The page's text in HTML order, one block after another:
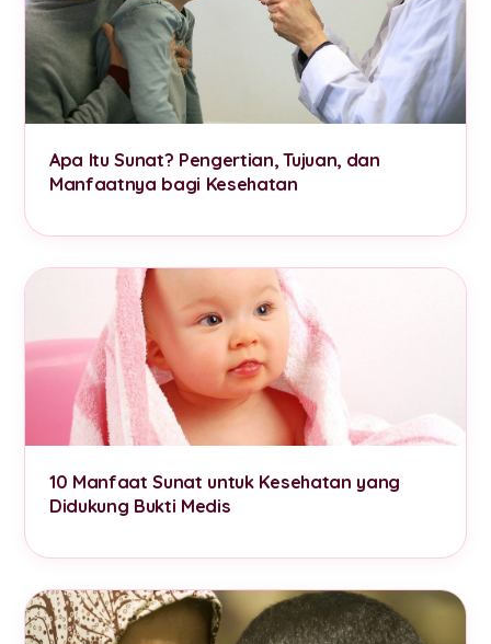
Apa Itu Sunat? Pengertian, Tujuan, dan
Manfaatnya bagi Kesehatan
10 Manfaat Sunat untuk Kesehatan yang
Didukung Bukti Medis